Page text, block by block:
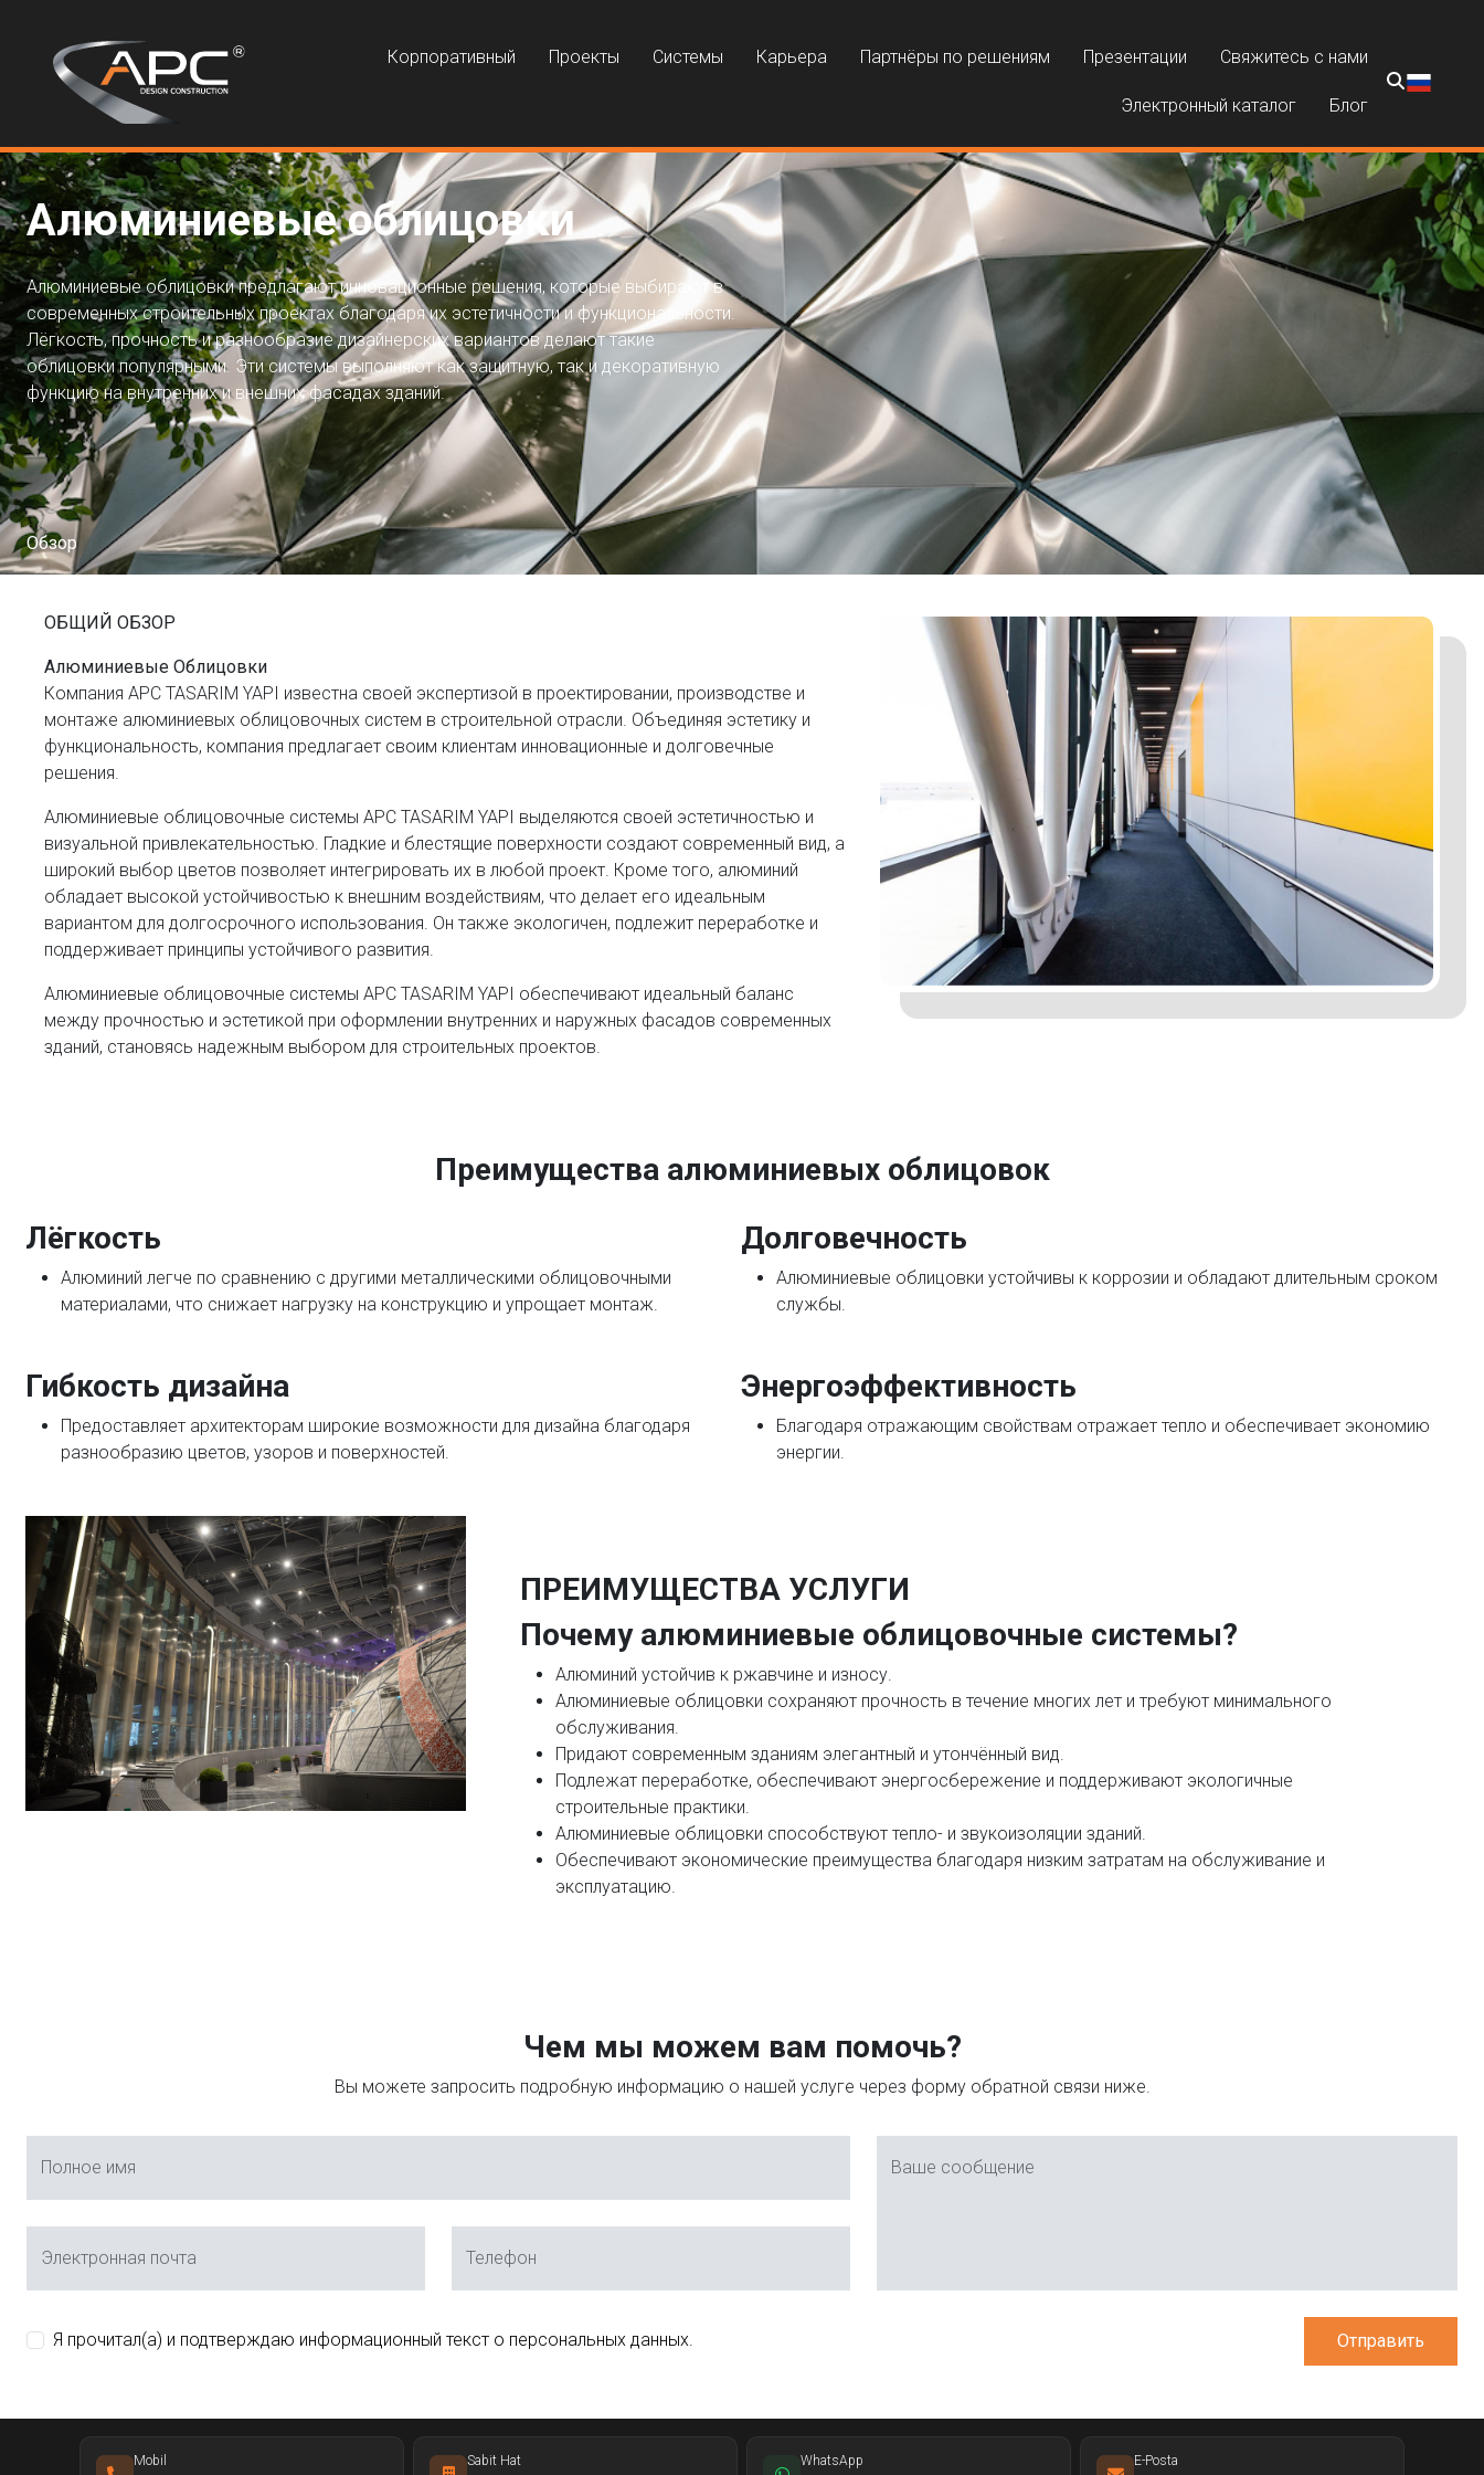
Корпоративный Проекты Системы Карьера Партнёры по решениям Презентации Свяжитесь с нами
Электронный каталог Блог
Алюминиевые облицовки
Алюминиевые облицовки предлагают инновационные решения, которые выбирают в
современных строительных проектах благодаря их эстетичности и функциональности.
Лёгкость, прочность и разнообразие дизайнерских вариантов делают такие
облицовки популярными. Эти системы выполняют как защитную, так и декоративную
функцию на внутренних и внешних фасадах зданий.
Обзор
ОБЩИЙ ОБЗОР
Алюминиевые Облицовки
Компания APC TASARIM YAPI известна своей экспертизой в проектировании, производстве и
монтаже алюминиевых облицовочных систем в строительной отрасли. Объединяя эстетику и
функциональность, компания предлагает своим клиентам инновационные и долговечные
решения.
Алюминиевые облицовочные системы APC TASARIM YAPI выделяются своей эстетичностью и
визуальной привлекательностью. Гладкие и блестящие поверхности создают современный вид, а
широкий выбор цветов позволяет интегрировать их в любой проект. Кроме того, алюминий
обладает высокой устойчивостью к внешним воздействиям, что делает его идеальным
вариантом для долгосрочного использования. Он также экологичен, подлежит переработке и
поддерживает принципы устойчивого развития.
Алюминиевые облицовочные системы APC TASARIM YAPI обеспечивают идеальный баланс
между прочностью и эстетикой при оформлении внутренних и наружных фасадов современных
зданий, становясь надежным выбором для строительных проектов.
Преимущества алюминиевых облицовок
Лёгкость
Алюминий легче по сравнению с другими металлическими облицовочными
материалами, что снижает нагрузку на конструкцию и упрощает монтаж.
Долговечность
Алюминиевые облицовки устойчивы к коррозии и обладают длительным сроком
службы.
Гибкость дизайна
Предоставляет архитекторам широкие возможности для дизайна благодаря
разнообразию цветов, узоров и поверхностей.
Энергоэффективность
Благодаря отражающим свойствам отражает тепло и обеспечивает экономию
энергии.
ПРЕИМУЩЕСТВА УСЛУГИ
Почему алюминиевые облицовочные системы?
Алюминий устойчив к ржавчине и износу.
Алюминиевые облицовки сохраняют прочность в течение многих лет и требуют минимального
обслуживания.
Придают современным зданиям элегантный и утончённый вид.
Подлежат переработке, обеспечивают энергосбережение и поддерживают экологичные
строительные практики.
Алюминиевые облицовки способствуют тепло- и звукоизоляции зданий.
Обеспечивают экономические преимущества благодаря низким затратам на обслуживание и
эксплуатацию.
Чем мы можем вам помочь?
Вы можете запросить подробную информацию о нашей услуге через форму обратной связи ниже.
Полное имя
Электронная почта Телефон
Ваше сообщение
Я прочитал(а) и подтверждаю информационный текст о персональных данных. Отправить
Mobil Sabit Hat WhatsApp E-Posta